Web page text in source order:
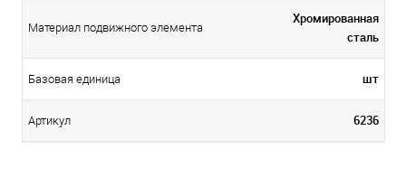
Материал подвижного элемента
Хромированная
сталь
Базовая единица шт
Артикул 6236